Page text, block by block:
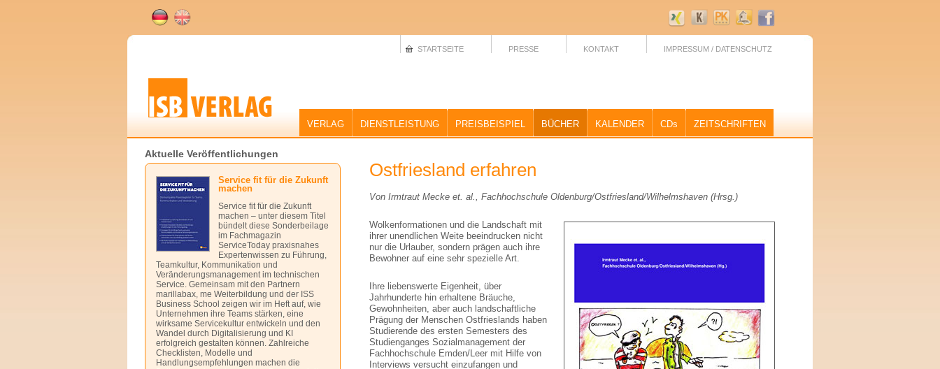
Ostfriesland erfahren
Von Irmtraut Mecke et. al., Fachhochschule Oldenburg/Ostfriesland/Wilhelmshaven (Hrsg.)
Wolkenformationen und die Landschaft mit
ihrer unendlichen Weite beeindrucken nicht
nur die Urlauber, sondern prägen auch ihre
Bewohner auf eine sehr spezielle Art.
Ihre liebenswerte Eigenheit, über
Jahrhunderte hin erhaltene Bräuche,
Gewohnheiten, aber auch landschaftliche
Prägung der Menschen Ostfrieslands haben
Studierende des ersten Semesters des
Studienganges Sozialmanagement der
Fachhochschule Emden/Leer mit Hilfe von
Interviews versucht einzufangen und
Aktuelle Veröffentlichungen
Service fit für die Zukunft
machen
Service fit für die Zukunft
machen – unter diesem Titel
bündelt diese Sonderbeilage
im Fachmagazin
ServiceToday praxisnahes
Expertenwissen zu Führung,
Teamkultur, Kommunikation und
Veränderungsmanagement im technischen
Service. Gemeinsam mit den Partnern
marillabax, me Weiterbildung und der ISS
Business School zeigen wir im Heft auf, wie
Unternehmen ihre Teams stärken, eine
wirksame Servicekultur entwickeln und den
Wandel durch Digitalisierung und KI
erfolgreich gestalten können. Zahlreiche
Checklisten, Modelle und
Handlungsempfehlungen machen die
VERLAG DIENSTLEISTUNG PREISBEISPIEL BÜCHER KALENDER CDs ZEITSCHRIFTEN
STARTSEITE PRESSE KONTAKT IMPRESSUM / DATENSCHUTZ